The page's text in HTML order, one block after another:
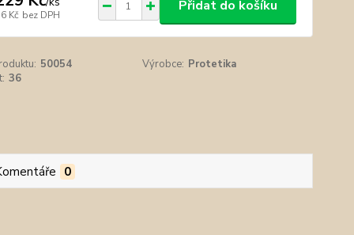
Kč bez DPH
Přidat do košíku
50054 Výrobce: Protetika
36
0